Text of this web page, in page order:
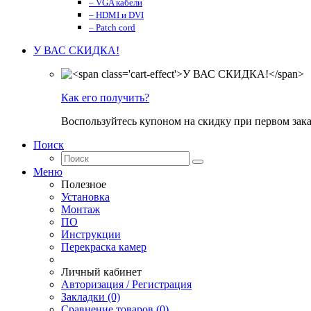
– VGA кабели
– HDMI и DVI
– Patch cord
У ВАС СКИДКА!
Как его получить?
Воспользуйтесь купоном на скидку при первом
Поиск
Меню
Полезное
Установка
Монтаж
ПО
Инструкции
Перекраска камер
Личный кабинет
Авторизация / Регистрация
Закладки (0)